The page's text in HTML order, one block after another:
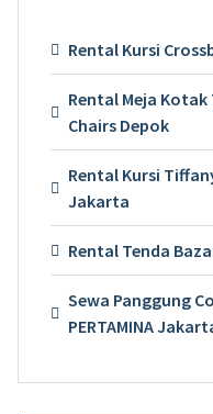
Rental Kursi
Rental Meja
Chairs Depok
Rental Kursi
Jakarta
Rental Tenda
Sewa Panggung
PERTAMINA